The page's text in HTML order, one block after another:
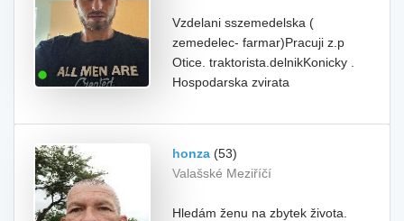
Vzdelani sszemedelska (
zemedelec- farmar)Pracuji z.p
Otice. traktorista.delnikKonicky .
Hospodarska zvirata
honza (53)
Valašské Meziříčí
Hledám ženu na zbytek života.